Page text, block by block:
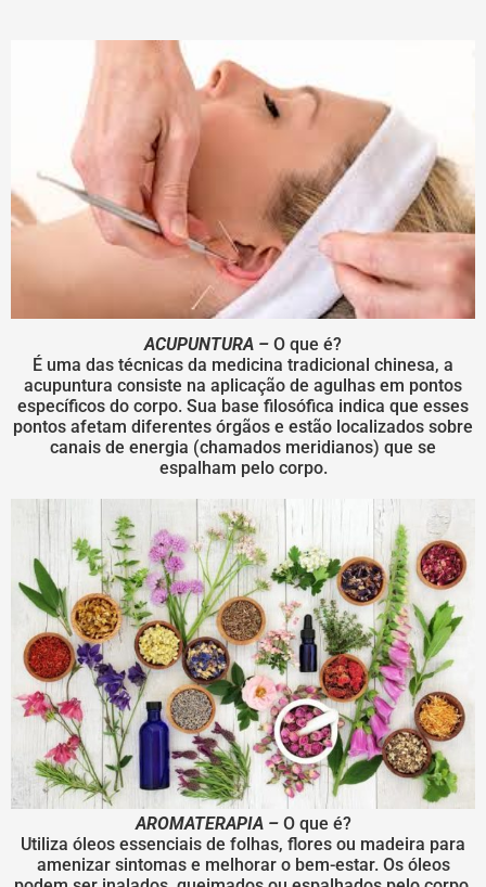
ACUPUNTURA – O que é?
É uma das técnicas da medicina tradicional chinesa, a
acupuntura consiste na aplicação de agulhas em pontos
específicos do corpo. Sua base filosófica indica que esses
pontos afetam diferentes órgãos e estão localizados sobre
canais de energia (chamados meridianos) que se
espalham pelo corpo.
AROMATERAPIA – O que é?
Utiliza óleos essenciais de folhas, flores ou madeira para
amenizar sintomas e melhorar o bem-estar. Os óleos